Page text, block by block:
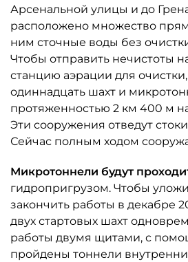
Арсенальной улицы и до
расположено множество
ним сточные воды без
Чтобы отправить нечистоты
станцию аэрации для
одиннадцать шахт и
протяженностью 2 км 400 м
Эти сооружения отведут
Сейчас полным ходом
Микротоннели будут
гидропригрузом. Чтобы
закончить работы в декабре
двух стартовых шахт
работы двумя щитами, с
пройдены тоннели